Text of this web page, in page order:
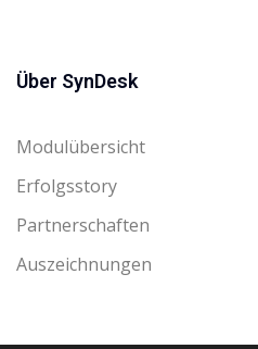
Über SynDesk
Modulübersicht
Erfolgsstory
Partnerschaften
Auszeichnungen